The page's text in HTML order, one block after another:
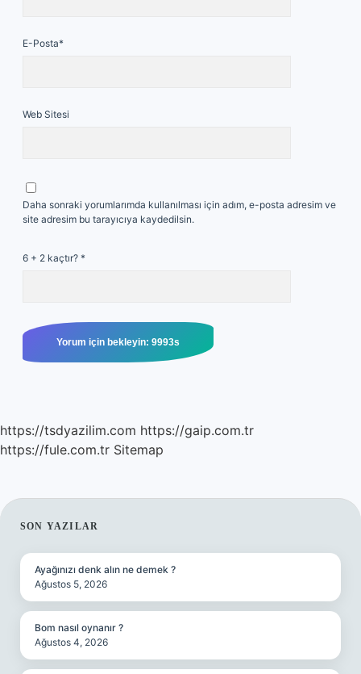
E-Posta*
Web Sitesi
Daha sonraki yorumlarımda kullanılması için adım, e-posta adresim ve
site adresim bu tarayıcıya kaydedilsin.
6 + 2 kaçtır? *
https://tsdyazilim.com https://gaip.com.tr
https://fule.com.tr Sitemap
SIDEBAR
SON YAZILAR
Ayağınızı denk alın ne demek ?
Ağustos 5, 2026
Bom nasıl oynanır ?
Ağustos 4, 2026